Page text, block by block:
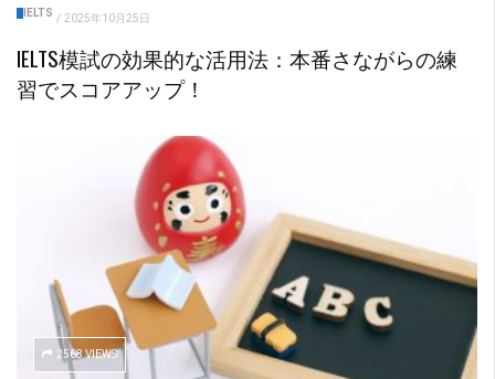
IELTS / 2025年10月25日
IELTS模試の効果的な活用法：本番さながらの練
習でスコアアップ！
2568 VIEWS